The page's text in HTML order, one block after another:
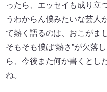
ったら、エッセイも成り立
うわからん僕みたいな芸人
て熱く語るのは、おこがま
そもそも僕は“熱さ”が欠落
ら、今後また何か書くとし
ね。